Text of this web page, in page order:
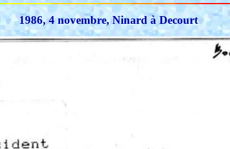
1986, 4 novembre, Ninard à Decourt